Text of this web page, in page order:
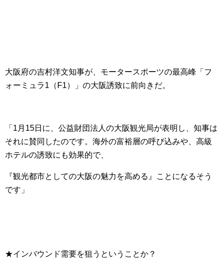
大阪府の吉村洋文知事が、モータースポーツの最高峰「フ
ォーミュラ1（F1）」の大阪誘致に前向きだ。
「1月15日に、公益財団法人の大阪観光局が表明し、知事は
それに賛同したのです。海外の富裕層の呼び込みや、高級
ホテルの誘致にも効果的で、
『観光都市としての大阪の魅力を高める』ことになるそう
です」
★インバウンド需要を狙うということか？